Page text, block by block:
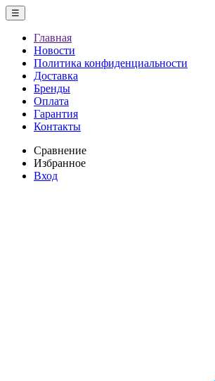
☰
Главная
Новости
Политика конфиденциальности
Доставка
Бренды
Оплата
Гарантия
Контакты
Сравнение
Избранное
Вход